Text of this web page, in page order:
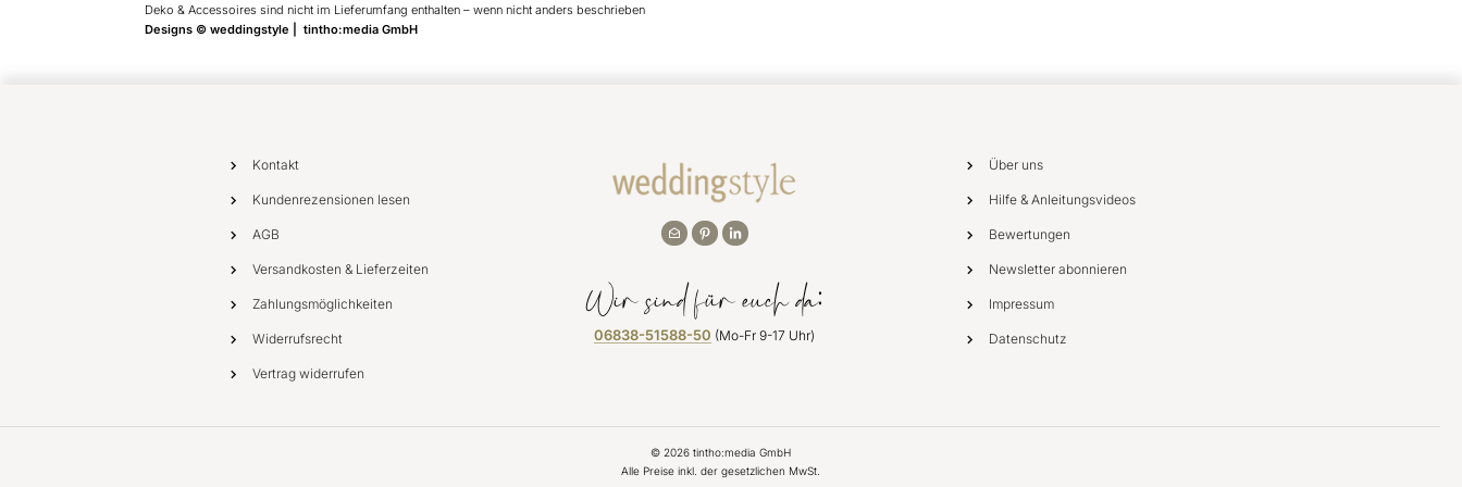
Deko & Accessoires sind nicht im Lieferumfang enthalten – wenn nicht anders beschrieben
Designs © weddingstyle | tintho:media GmbH
Kontakt
Kundenrezensionen lesen
AGB
Versandkosten & Lieferzeiten
Zahlungsmöglichkeiten
Widerrufsrecht
Vertrag widerrufen
Wir sind für euch da:
06838-51588-50 (Mo-Fr 9-17 Uhr)
Über uns
Hilfe & Anleitungsvideos
Bewertungen
Newsletter abonnieren
Impressum
Datenschutz
© 2026tintho:media GmbH
Alle Preise inkl. der gesetzlichen MwSt.